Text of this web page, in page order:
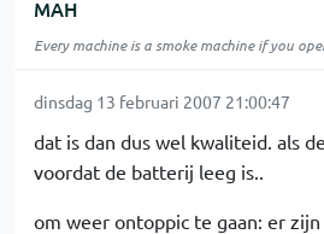
MAH
Every machine is a smoke machine if you
dinsdag 13 februari 2007 21:00:47
dat is dan dus wel kwaliteid. als
voordat de batterij leeg is..
om weer ontoppic te gaan: er